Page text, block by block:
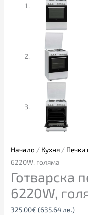
Начало / Кухня / Печки
6220W, голяма
Готварска
6220W,
325.00€ (635.64 лв.)